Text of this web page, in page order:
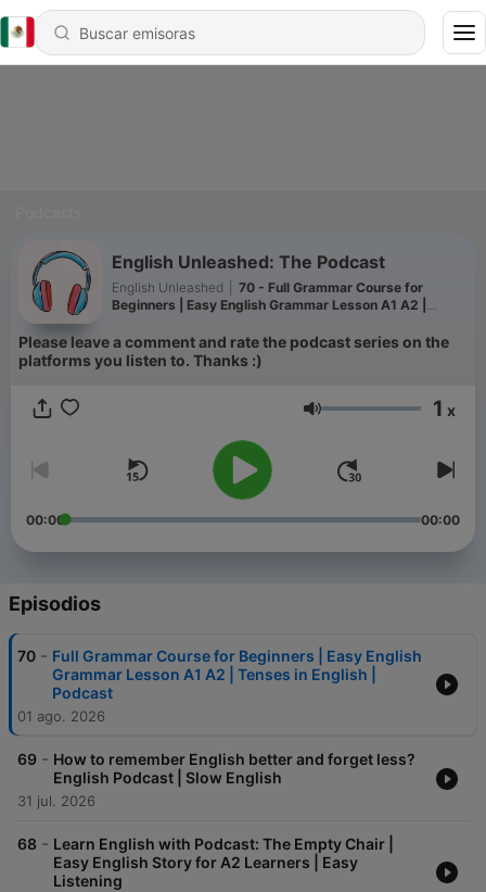
English Unleashed: The Podcast
English Unleashed
70 - Full Grammar Course for
Beginners | Easy English Grammar Lesson A1 A2 |
Please leave a comment and rate the podcast series on the
platforms you listen to. Thanks :)
Volumen 1 x
00:00 00:00
Episodios
70 - Full Grammar Course for Beginners | Easy English
Grammar Lesson A1 A2 | Tenses in English |
Podcast
01 ago. 2026
69 - How to remember English better and forget less?
English Podcast | Slow English
31 jul. 2026
68 - Learn English with Podcast: The Empty Chair |
Easy English Story for A2 Learners | Easy
Listening